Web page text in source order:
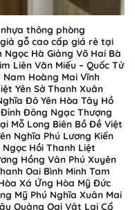
thông phòng
gỗ cao cấp giá rẻ tại
Hà Giảng Võ Hai Bà
Liên Văn Miếu – Quốc Tử
Hoàng Mai Vĩnh
Yên Sở Thanh Xuân
Đô Yên Hòa Tây Hồ
Đông Ngạc Thượng
Mỗ Long Biên Bồ Đề Việt
Nghĩa Phú Lương Kiến
Hồi Thanh Liệt
Hồng Vân Phú Xuyên
Oai Bình Minh Tam
Xá Ứng Hòa Mỹ Đức
Mỹ Phú Nghĩa Xuân Mai
Quảng Oai Vật Lại Cổ